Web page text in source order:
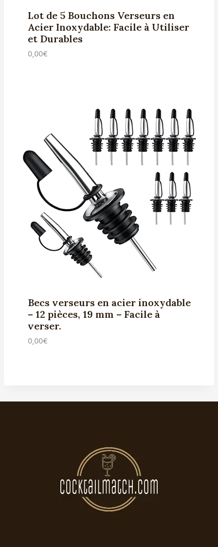
Lot de 5 Bouchons Verseurs en
Acier Inoxydable: Facile à Utiliser
et Durables
0,00€
Becs verseurs en acier inoxydable
– 12 pièces, 19 mm – Facile à
verser.
0,00€